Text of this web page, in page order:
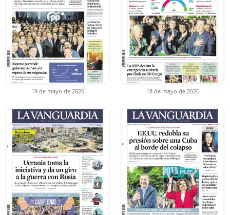
19 de mayo de 2026 18 de mayo de 2026